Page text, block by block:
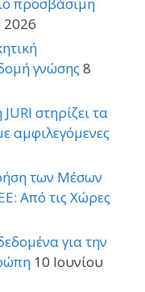
2026
γνώσης 8
στηρίζει τα
αμφιλεγόμενες
των Μέσων
Από τις Χώρες
για την
10 Ιουνίου